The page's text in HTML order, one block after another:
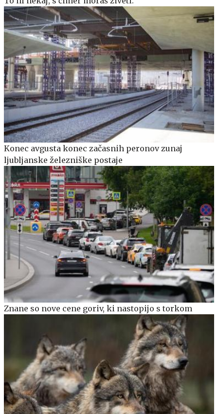
Konec avgusta konec začasnih peronov zunaj
ljubljanske železniške postaje
Znane so nove cene goriv, ki nastopijo s torkom